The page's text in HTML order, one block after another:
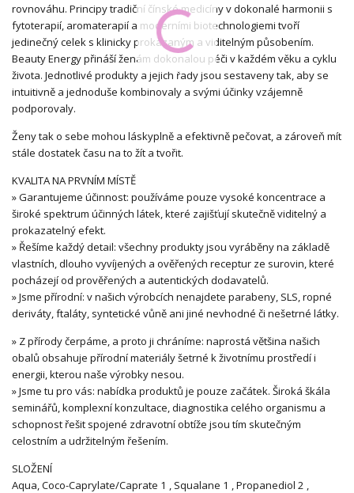
rovnováhu. Principy tradiční čínské medicíny v dokonalé harmonii s
fytoterapií, aromaterapií a moderními biotechnologiemi tvoří
jedinečný celek s klinicky prokázaným a viditelným působením.
Beauty Energy přináší ženám dokonalou péči v každém věku a cyklu
života. Jednotlivé produkty a jejich řady jsou sestaveny tak, aby se
intuitivně a jednoduše kombinovaly a svými účinky vzájemně
podporovaly.
Ženy tak o sebe mohou láskyplně a efektivně pečovat, a zároveň mít
stále dostatek času na to žít a tvořit.
KVALITA NA PRVNÍM MÍSTĚ
» Garantujeme účinnost: používáme pouze vysoké koncentrace a
široké spektrum účinných látek, které zajišťují skutečně viditelný a
prokazatelný efekt.
» Řešíme každý detail: všechny produkty jsou vyráběny na základě
vlastních, dlouho vyvíjených a ověřených receptur ze surovin, které
pocházejí od prověřených a autentických dodavatelů.
» Jsme přírodní: v našich výrobcích nenajdete parabeny, SLS, ropné
deriváty, ftaláty, syntetické vůně ani jiné nevhodné či nešetrné látky.
» Z přírody čerpáme, a proto ji chráníme: naprostá většina našich
obalů obsahuje přírodní materiály šetrné k životnímu prostředí i
energii, kterou naše výrobky nesou.
» Jsme tu pro vás: nabídka produktů je pouze začátek. Široká škála
seminářů, komplexní konzultace, diagnostika celého organismu a
schopnost řešit spojené zdravotní obtíže jsou tím skutečným
celostním a udržitelným řešením.
SLOŽENÍ
Aqua, Coco-Caprylate/Caprate 1 , Squalane 1 , Propanediol 2 ,